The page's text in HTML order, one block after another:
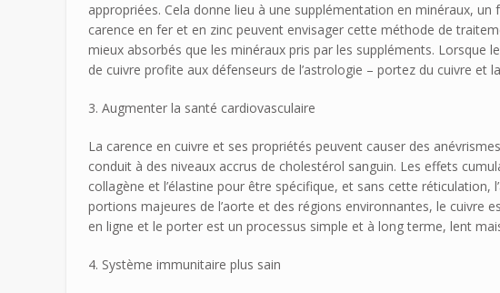
appropriées. Cela donne lieu à une supplémentation en minéraux,
carence en fer et en zinc peuvent envisager cette méthode de
mieux absorbés que les minéraux pris par les suppléments. Lorsque
de cuivre profite aux défenseurs de l’astrologie – portez du cuivre et
3. Augmenter la santé cardiovasculaire
La carence en cuivre et ses propriétés peuvent causer des
conduit à des niveaux accrus de cholestérol sanguin. Les effets
collagène et l’élastine pour être spécifique, et sans cette réticulation,
portions majeures de l’aorte et des régions environnantes, le cuivre
en ligne et le porter est un processus simple et à long terme, lent
4. Système immunitaire plus sain